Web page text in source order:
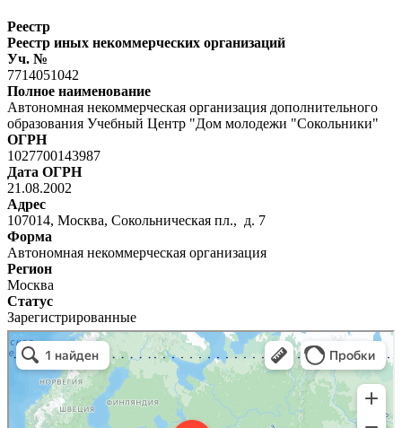
Реестр
Реестр иных некоммерческих организаций
Уч. №
7714051042
Полное наименование
Автономная некоммерческая организация дополнительного
образования Учебный Центр "Дом молодежи "Сокольники"
ОГРН
1027700143987
Дата ОГРН
21.08.2002
Адрес
107014, Москва, Сокольническая пл., д. 7
Форма
Автономная некоммерческая организация
Регион
Москва
Статус
Зарегистрированные